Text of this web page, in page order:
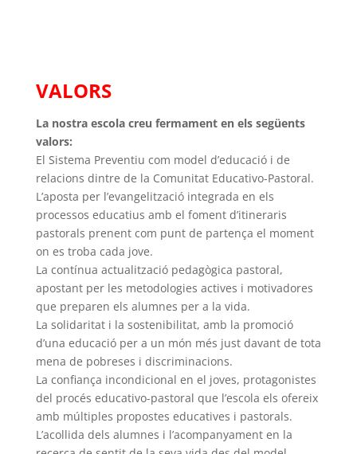
VALORS
La nostra escola creu fermament en els següents
valors:
El Sistema Preventiu com model d’educació i de
relacions dintre de la Comunitat Educativo-Pastoral.
L’aposta per l’evangelització integrada en els
processos educatius amb el foment d’itineraris
pastorals prenent com punt de partença el moment
on es troba cada jove.
La contínua actualització pedagògica pastoral,
apostant per les metodologies actives i motivadores
que preparen els alumnes per a la vida.
La solidaritat i la sostenibilitat, amb la promoció
d’una educació per a un món més just davant de tota
mena de pobreses i discriminacions.
La confiança incondicional en el joves, protagonistes
del procés educativo-pastoral que l’escola els ofereix
amb múltiples propostes educatives i pastorals.
L’acollida dels alumnes i l’acompanyament en la